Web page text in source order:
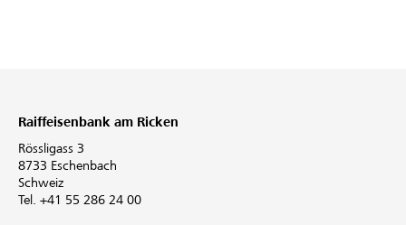
Raiffeisenbank am Ricken
Rössligass 3
8733 Eschenbach
Schweiz
Tel. +41 55 286 24 00